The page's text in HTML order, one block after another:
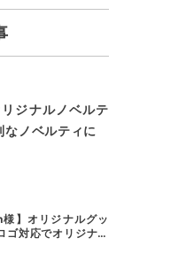
ジナルノベルテ
なノベルティに
】オリジナルグッ
ゴ対応でオリジナル